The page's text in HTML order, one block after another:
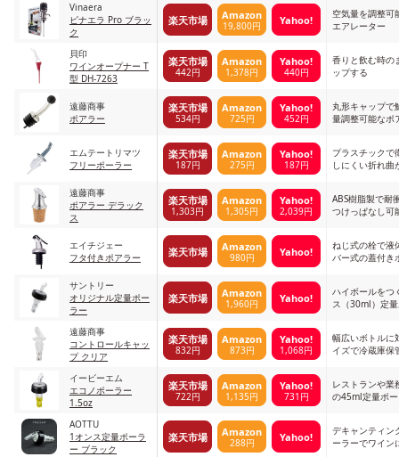
されるように
Vinaera
ビナエラ Pro ブラッ
ク
楽天市場 Amazon
19,800円 Yahoo!
空気量を調整可
エアレーター
貝印
ワインオープナー T
型 DH-7263
楽天市場
442円
Amazon
1,378円
Yahoo!
440円
香りと飲む時の
ップする
遠藤商事
ポアラー
楽天市場
534円
Amazon
725円
Yahoo!
452円
丸形キャップで
量調整可能なポ
エムテートリマツ
フリーポーラー
楽天市場
187円
Amazon
275円
Yahoo!
187円
プラスチックで
しにくい折れ曲
遠藤商事
ポアラー デラック
ス
楽天市場
1,303円
Amazon
1,305円
Yahoo!
2,039円
ABS樹脂製で耐
つけっぱなし可
エイチジェー
フタ付きポアラー
楽天市場 Amazon
980円 Yahoo!
ねじ式の栓で液
バー式の蓋付き
サントリー
オリジナル定量ポー
ラー
楽天市場 Amazon
1,960円 Yahoo!
ハイボールをつ
ス（30ml）定
遠藤商事
コントロールキャッ
プ クリア
楽天市場
832円
Amazon
873円
Yahoo!
1,068円
幅広いボトルに
イズで冷蔵庫保
イービーエム
エコノポーラー
1.5oz
楽天市場
722円
Amazon
1,135円
Yahoo!
731円
レストランや業
の45ml定量ポ
AOTTU
1オンス定量ポーラ
ー ブラック
楽天市場 Amazon
288円 Yahoo!
デキャンティン
ーラーでワイン